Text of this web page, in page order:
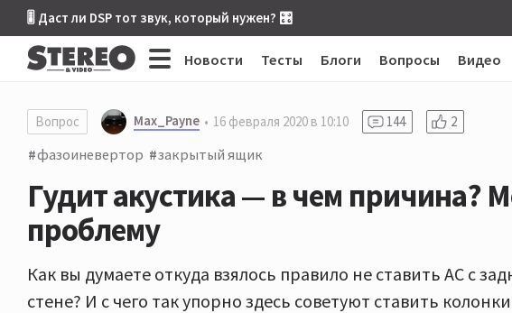
🎚 Даст ли DSP тот звук, который нужен? 🎛
Новости Тесты Блоги Вопросы Видео
Вопрос Max_Payne 16 февраля 2020 в 10:10 144 2
фазоиневертор закрытый ящик
Гудит акустика — в чем причина?
проблему
Как вы думаете откуда взялось правило не ставить АС с
стене? И с чего так упорно здесь советуют ставить